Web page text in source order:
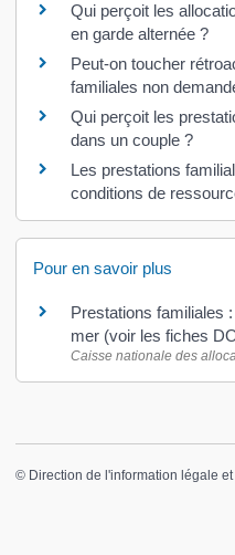
Qui perçoit les
en garde alternée ?
Peut-on toucher
familiales non
Qui perçoit les
dans un couple ?
Les prestations
conditions de
Pour en savoir plus
Prestations familiales
mer (voir les fiches
Caisse nationale des
© Direction de l'information légale